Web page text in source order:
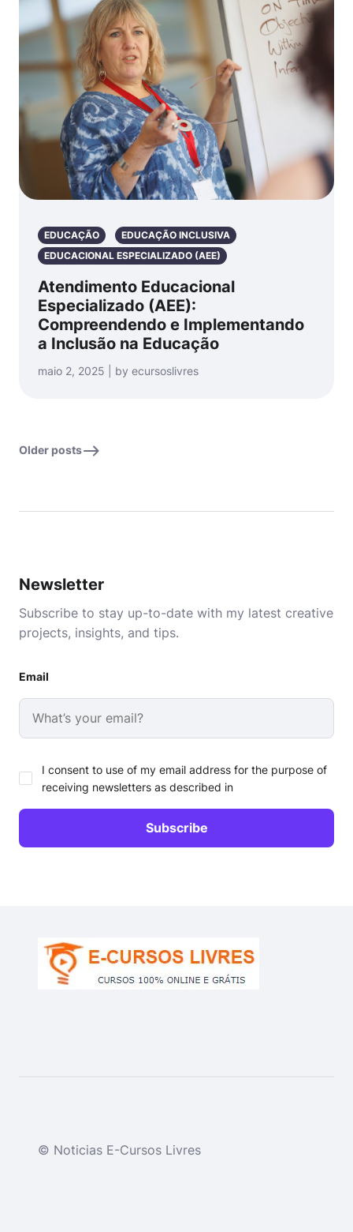
EDUCAÇÃO
EDUCAÇÃO INCLUSIVA
EDUCACIONAL ESPECIALIZADO (AEE)
Atendimento Educacional
Especializado (AEE):
Compreendendo e Implementando
a Inclusão na Educação
maio 2, 2025 | by ecursoslivres
Older posts
Newsletter
Subscribe to stay up-to-date with my latest creative
projects, insights, and tips.
Email
I consent to use of my email address for the purpose of
receiving newsletters as described in
© Noticias E-Cursos Livres